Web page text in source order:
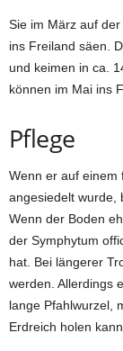
Sie im März auf
ins Freiland säen.
und keimen in ca.
können im Mai ins
Pflege
Wenn er auf einem
angesiedelt wurde,
Wenn der Boden
der Symphytum
hat. Bei längerer
werden. Allerdings
lange Pfahlwurzel,
Erdreich holen